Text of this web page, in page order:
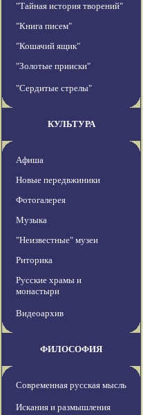
"Тайная история творений"
"Книга писем"
"Кошачий ящик"
"Золотые прииски"
"Сердитые стрелы"
КУЛЬТУРА
Афиша
Новые передвжиники
Фотогалерея
Музыка
"Неизвестные" музеи
Риторика
Русские храмы и
монастыри
Видеоархив
ФИЛОСОФИЯ
Современная русская мысль
Искания и размышления